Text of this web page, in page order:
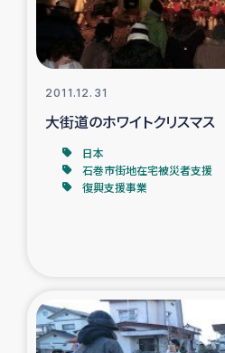
シリア国内避難民・帰
トルコにおけるシ
インドネシア中部 スラウェシ
スリランカ ムライティブ県
スリランカ南部
2011.12.31
大街道のホワイトクリスマス
日本
石巻市街地在宅被災者支援
復興支援事業